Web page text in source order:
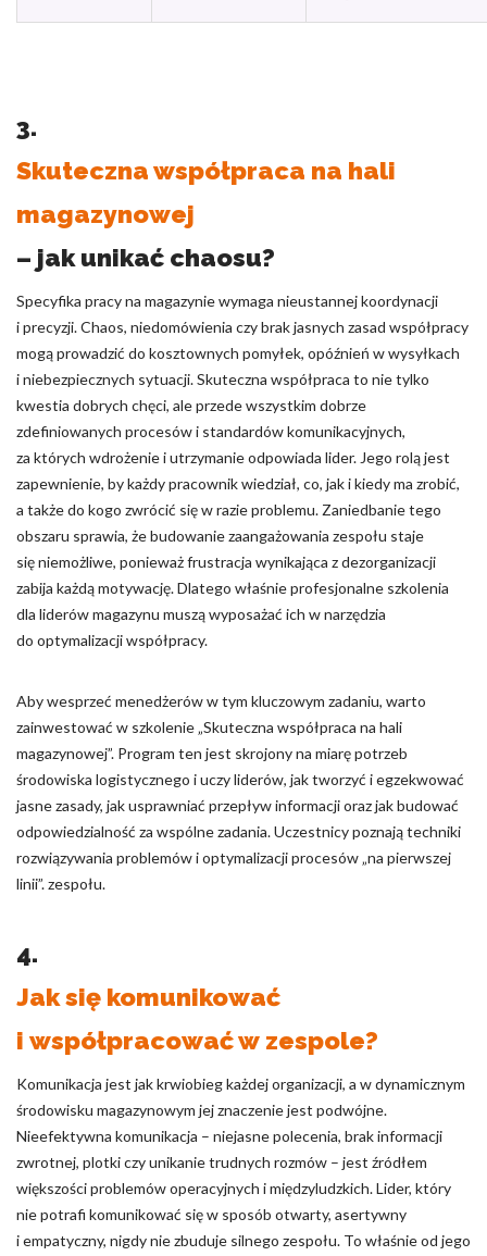
3.
Skuteczna współpraca na hali
magazynowej
– jak unikać chaosu?
Specyfika pracy na magazynie wymaga nieustannej koordynacji
i precyzji. Chaos, niedomówienia czy brak jasnych zasad współpracy
mogą prowadzić do kosztownych pomyłek, opóźnień w wysyłkach
i niebezpiecznych sytuacji. Skuteczna współpraca to nie tylko
kwestia dobrych chęci, ale przede wszystkim dobrze
zdefiniowanych procesów i standardów komunikacyjnych,
za których wdrożenie i utrzymanie odpowiada lider. Jego rolą jest
zapewnienie, by każdy pracownik wiedział, co, jak i kiedy ma zrobić,
a także do kogo zwrócić się w razie problemu. Zaniedbanie tego
obszaru sprawia, że budowanie zaangażowania zespołu staje
się niemożliwe, ponieważ frustracja wynikająca z dezorganizacji
zabija każdą motywację. Dlatego właśnie profesjonalne szkolenia
dla liderów magazynu muszą wyposażać ich w narzędzia
do optymalizacji współpracy.
Aby wesprzeć menedżerów w tym kluczowym zadaniu, warto
zainwestować w szkolenie „Skuteczna współpraca na hali
magazynowej”. Program ten jest skrojony na miarę potrzeb
środowiska logistycznego i uczy liderów, jak tworzyć i egzekwować
jasne zasady, jak usprawniać przepływ informacji oraz jak budować
odpowiedzialność za wspólne zadania. Uczestnicy poznają techniki
rozwiązywania problemów i optymalizacji procesów „na pierwszej
linii”. zespołu.
4.
Jak się komunikować
i współpracować w zespole?
Komunikacja jest jak krwiobieg każdej organizacji, a w dynamicznym
środowisku magazynowym jej znaczenie jest podwójne.
Nieefektywna komunikacja – niejasne polecenia, brak informacji
zwrotnej, plotki czy unikanie trudnych rozmów – jest źródłem
większości problemów operacyjnych i międzyludzkich. Lider, który
nie potrafi komunikować się w sposób otwarty, asertywny
i empatyczny, nigdy nie zbuduje silnego zespołu. To właśnie od jego